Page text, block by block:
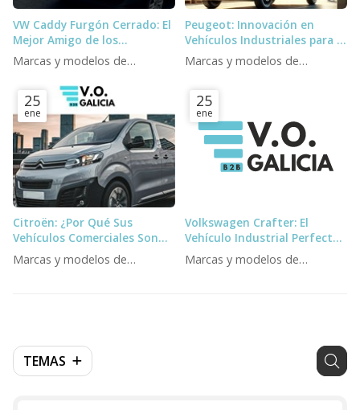
TEMAS
VW Caddy Furgón Cerrado: El
Mejor Amigo de los
Profesionales
Marcas y modelos de
Peugeot: Innovación en
Vehículos Industriales para el
Futuro
Marcas y modelos de
25
ene
Citroën: ¿Por Qué Sus
Vehículos Comerciales Son
Una Elección Inteligente para
Empresas?
Marcas y modelos de
25
ene
Volkswagen Crafter: El
Vehículo Industrial Perfecto
para Profesionales en el 2025
Marcas y modelos de